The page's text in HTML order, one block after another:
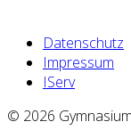
Datenschutz
Impressum
IServ
© 2026